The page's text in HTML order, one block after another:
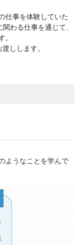
仕事を体験していた
わる仕事を通じて、
しします。
ようなことを学んで